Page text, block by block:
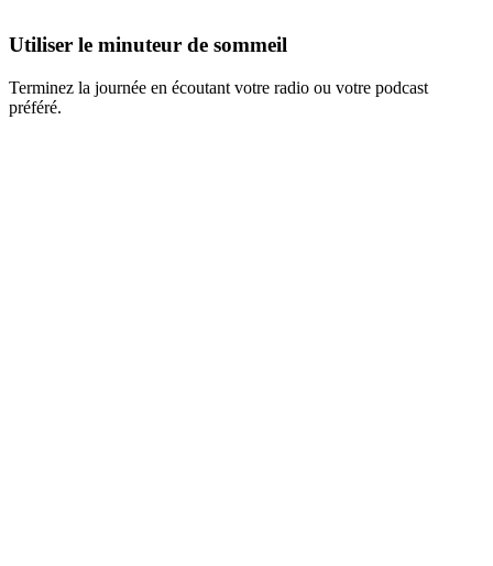
Utiliser le minuteur de sommeil
Terminez la journée en écoutant votre radio ou votre podcast
préféré.